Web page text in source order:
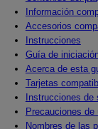
Información
Accesorios
Instrucciones
Guía de
Acerca de esta
Tarjetas
Instrucciones de
Precauciones de
Nombres de las